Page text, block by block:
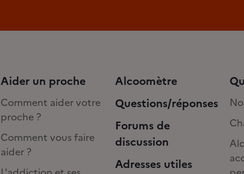
Aider un proche
Comment aider votre
proche ?
Comment vous faire
aider ?
Alcoomètre
Questions/réponses
Forums de
discussion
Adresses utiles